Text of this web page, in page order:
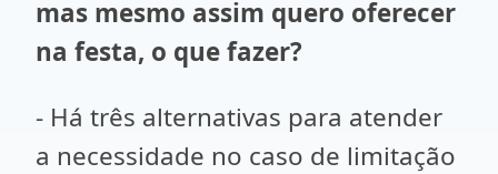
mas mesmo assim quero oferecer
na festa, o que fazer?
- Há três alternativas para atender
a necessidade no caso de limitação